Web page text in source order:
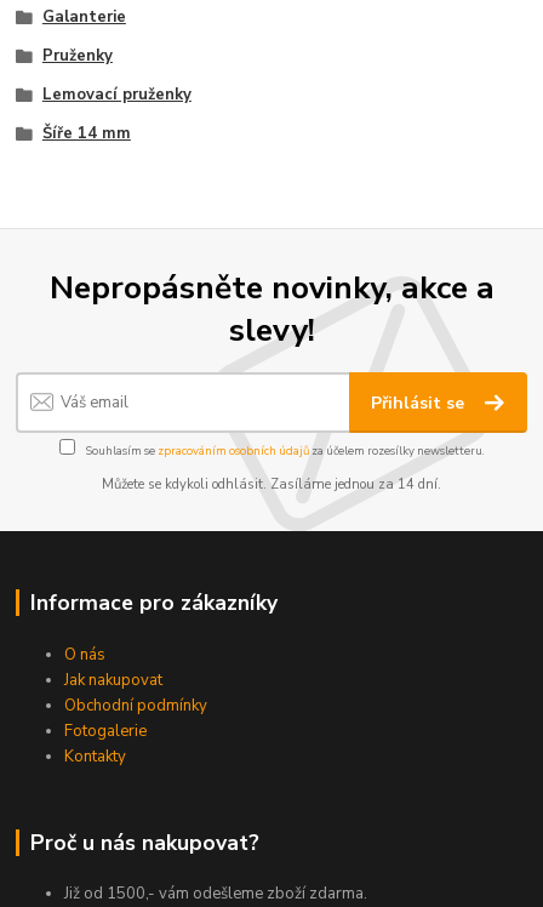
Galanterie
Pruženky
Lemovací pruženky
Šíře 14 mm
Nepropásněte novinky, akce a
slevy!
Přihlásit se
Souhlasím se zpracováním osobních údajůza účelem rozesílky newsletteru.
Můžete se kdykoli odhlásit. Zasíláme jednou za 14 dní.
Informace pro zákazníky
O nás
Jak nakupovat
Obchodní podmínky
Fotogalerie
Kontakty
Proč u nás nakupovat?
Již od 1500,- vám odešleme zboží zdarma.